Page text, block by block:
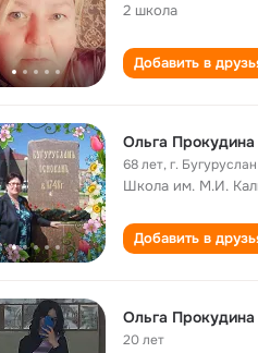
2 школа
Добавить в
Ольга
68 лет,г.
Школа им. М.И.
Добавить в
Ольга Прокудина
20 лет